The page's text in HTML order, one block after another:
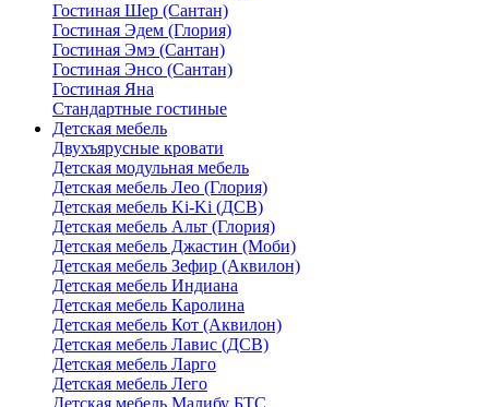
Гостиная Шер (Сантан)
Гостиная Эдем (Глория)
Гостиная Эмэ (Сантан)
Гостиная Энсо (Сантан)
Гостиная Яна
Стандартные гостиные
Детская мебель
Двухъярусные кровати
Детская модульная мебель
Детская мебель Лео (Глория)
Детская мебель Ki-Ki (ДСВ)
Детская мебель Альт (Глория)
Детская мебель Джастин (Моби)
Детская мебель Зефир (Аквилон)
Детская мебель Индиана
Детская мебель Каролина
Детская мебель Кот (Аквилон)
Детская мебель Лавис (ДСВ)
Детская мебель Ларго
Детская мебель Лего
Детская мебель Малибу БТС